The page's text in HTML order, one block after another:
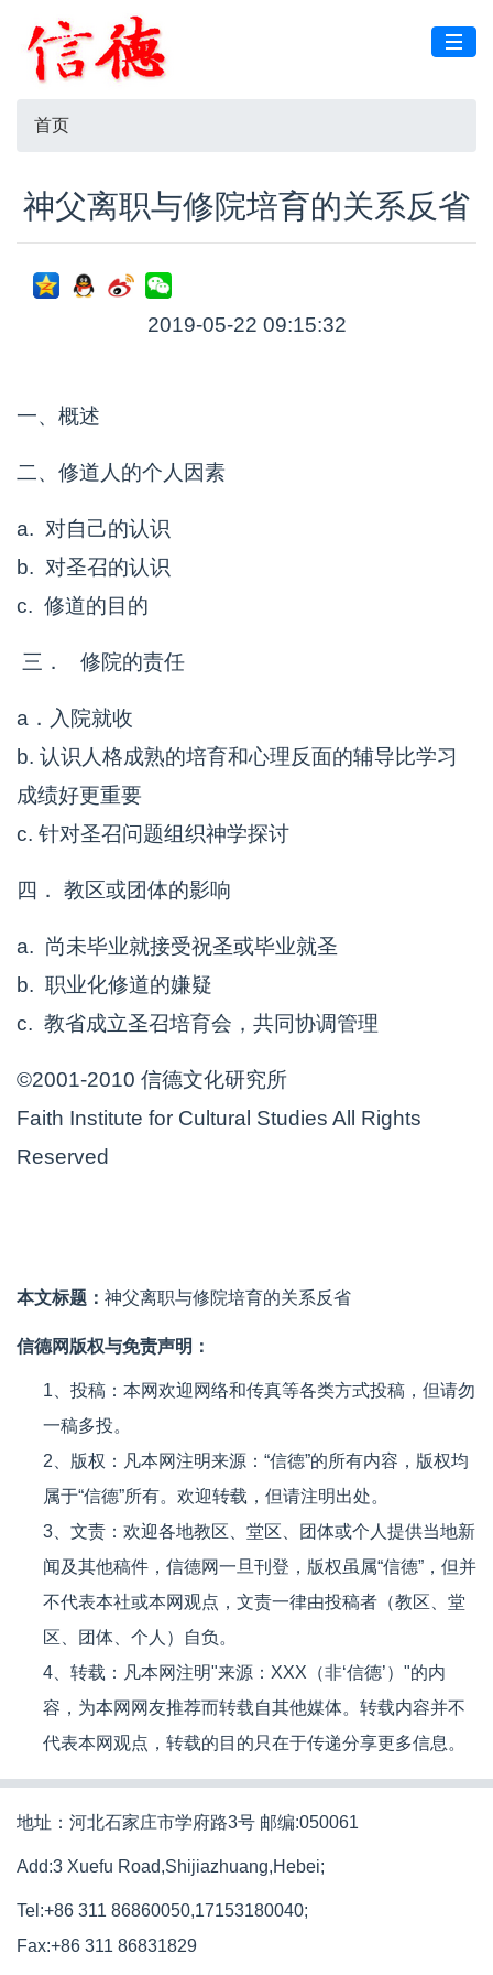
首页
神父离职与修院培育的关系反省
2019-05-22 09:15:32
一、概述
二、修道人的个人因素
a. 对自己的认识
b. 对圣召的认识
c. 修道的目的
三． 修院的责任
a．入院就收
b. 认识人格成熟的培育和心理反面的辅导比学习
成绩好更重要
c. 针对圣召问题组织神学探讨
四． 教区或团体的影响
a. 尚未毕业就接受祝圣或毕业就圣
b. 职业化修道的嫌疑
c. 教省成立圣召培育会，共同协调管理
©2001-2010 信德文化研究所
Faith Institute for Cultural Studies All Rights
Reserved
本文标题： 神父离职与修院培育的关系反省
信德网版权与免责声明：
1、投稿：本网欢迎网络和传真等各类方式投稿，但请勿
一稿多投。
2、版权：凡本网注明来源：“信德”的所有内容，版权均
属于“信德”所有。欢迎转载，但请注明出处。
3、文责：欢迎各地教区、堂区、团体或个人提供当地新
闻及其他稿件，信德网一旦刊登，版权虽属“信德”，但并
不代表本社或本网观点，文责一律由投稿者（教区、堂
区、团体、个人）自负。
4、转载：凡本网注明"来源：XXX（非‘信德’）"的内
容，为本网网友推荐而转载自其他媒体。转载内容并不
代表本网观点，转载的目的只在于传递分享更多信息。
地址：河北石家庄市学府路3号 邮编:050061
Add:3 Xuefu Road,Shijiazhuang,Hebei;
Tel:+86 311 86860050,17153180040;
Fax:+86 311 86831829